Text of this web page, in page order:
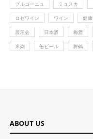
ブルゴーニュ ミュスカ
ロゼワイン ワイン 健康
展示会 日本酒 梅酒
米麹 缶ビール 舞鶴
ABOUT US